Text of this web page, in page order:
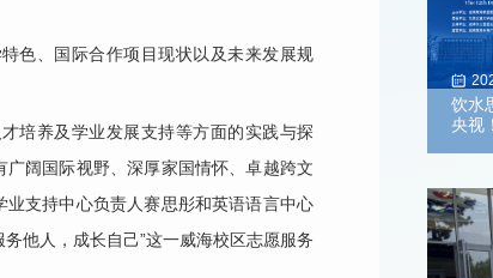
饮水
央视！
色、国际合作项目现状以及未来发展规
培养及学业发展支持等方面的实践与探
阔国际视野、深厚家国情怀、卓越跨文
支持中心负责人赛思彤和英语语言中心
他人，成长自己”这一威海校区志愿服务